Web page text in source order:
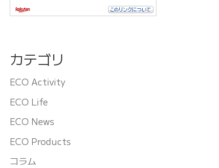
カテゴリ
ECO Activity
ECO Life
ECO News
ECO Products
コラム